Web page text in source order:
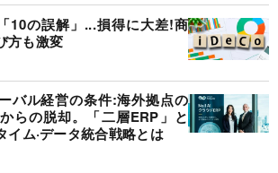
10の誤解」...損得に大差!商
方も激変
バル経営の条件:海外拠点の
らの脱却。「二層ERP」と
ム·データ統合戦略とは